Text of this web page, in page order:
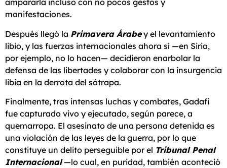
ampararla incluso con no pocos gestos y
manifestaciones.
Después llegó la Primavera Árabey el levantamiento
libio, y las fuerzas internacionales ahora sí —en Siria,
por ejemplo, no lo hacen— decidieron enarbolar la
defensa de las libertades y colaborar con la insurgencia
libia en la derrota del sátrapa.
Finalmente, tras intensas luchas y combates, Gadafi
fue capturado vivo y ejecutado, según parece, a
quemarropa. El asesinato de una persona detenida es
una violación de las leyes de la guerra, por lo que
constituye un delito perseguible por el Tribunal Penal
Internacional—lo cual, en puridad, también aconteció